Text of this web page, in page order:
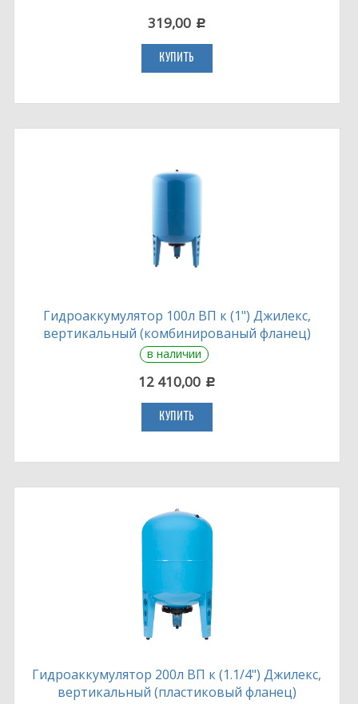
319,00 c
КУПИТЬ
Гидроаккумулятор 100л ВП к (1") Джилекс,
вертикальный (комбинированый фланец)
в наличии
12 410,00 c
КУПИТЬ
Гидроаккумулятор 200л ВП к (1.1/4") Джилекс,
вертикальный (пластиковый фланец)